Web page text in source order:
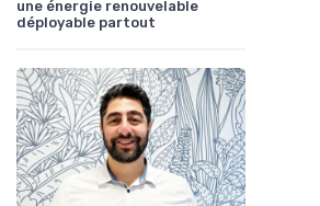
une énergie renouvelable
déployable partout